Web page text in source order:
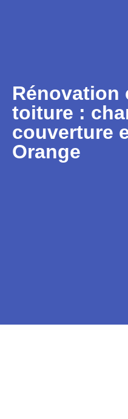
Rénovation
toiture :
couverture
Orange